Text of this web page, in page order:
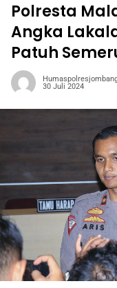
Polresta
Angka
Patuh
30 Juli 2024